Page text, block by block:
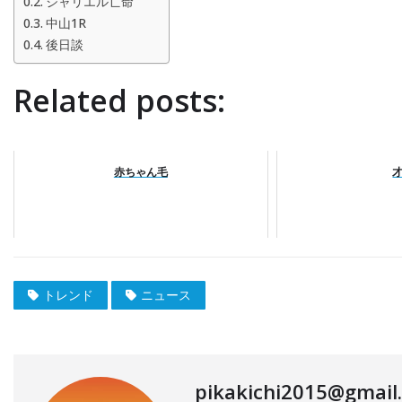
中山1R
後日談
Related posts:
赤ちゃん毛
トレンド ニュース